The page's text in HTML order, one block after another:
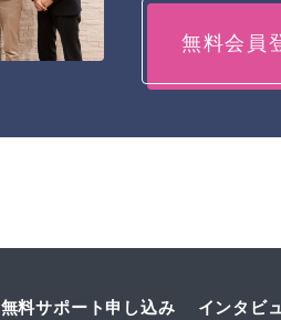
無料会員
無料サポート申し込み インタビ